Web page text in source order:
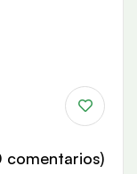
comentarios)